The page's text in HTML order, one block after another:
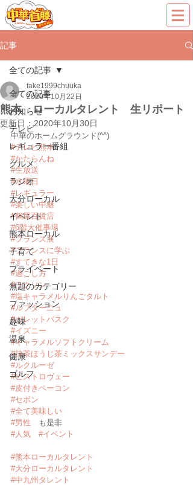
記事
全ての記事
お知らせ
テレビ
レギュラー番組
グルメ
ラジオ
大分ローカル
イベント
熊本ローカル
子育て
プライベート
無題のカテゴリー
ファッション
趣味
温泉
健康
ゴルフ
全ての記事
熊本 ローカルタレント 生リポート
fake1999chuuka
2020年10月22日
更新日：2020年10月30日
中華のホームグラウンド(^^)
#テレビ熊本
#かたらんね
#生放送
#水曜日
#レギュラー
#楽しい中継
#鶴屋百貨店
#6階大催事場
#フランス展
#フランスに学ぶ
#すてきな1日
#過ごし方
#ラクソン
#塩キャラメルりんごタルト
#ルブターニュ
#ガレットバスク
#イズニー
#キャラメルソフトクリーム
#抹茶ほうじ茶ミックスサンデー
#ルクルーゼ
#ビストロヴェー
#皮付きベーコン
#セボン
#全て美味しい
#男性 も是非
#人気
#イベント
#熊本ローカルタレント
#大分ローカルタレント
#中九州タレント